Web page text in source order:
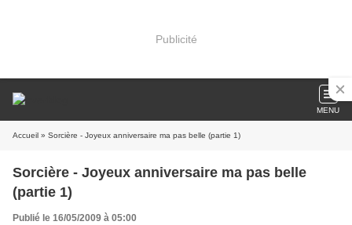
Publicité
MENU
Accueil » Sorcière - Joyeux anniversaire ma pas belle (partie 1)
Sorcière - Joyeux anniversaire ma pas belle
(partie 1)
Publié le 16/05/2009 à 05:00